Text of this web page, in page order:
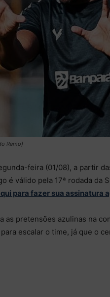
Remo)
feira (01/08), a partir
é válido pela 17ª rodada da
para fazer sua assinatura
as pretensões azulinas na
escalar o time, já que o